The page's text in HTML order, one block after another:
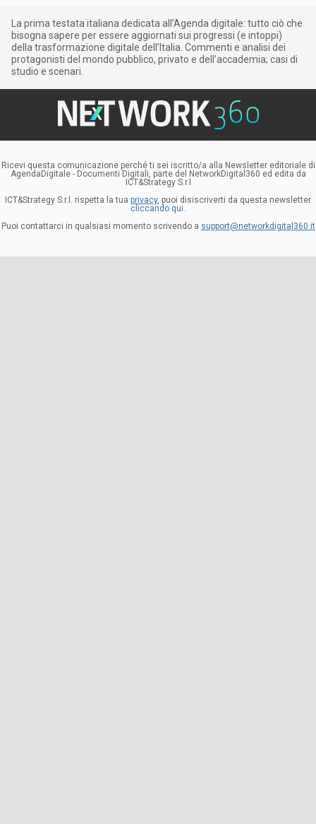
La prima testata italiana dedicata all’Agenda digitale: tutto ciò che
bisogna sapere per essere aggiornati sui progressi (e intoppi)
della trasformazione digitale dell’Italia. Commenti e analisi dei
protagonisti del mondo pubblico, privato e dell’accademia; casi di
studio e scenari.
Ricevi questa comunicazione perché ti sei iscritto/a alla Newsletter editoriale di
AgendaDigitale - Documenti Digitali, parte del NetworkDigital360 ed edita da
ICT&Strategy S.r.l
ICT&Strategy S.r.l. rispetta la tua privacy, puoi disiscriverti da questa newsletter
cliccando qui.
Puoi contattarci in qualsiasi momento scrivendo a support@networkdigital360.it